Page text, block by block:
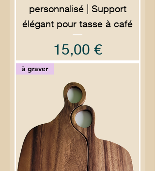
personnalisé | Support
élégant pour tasse à café
Prix
15,00 €
à graver